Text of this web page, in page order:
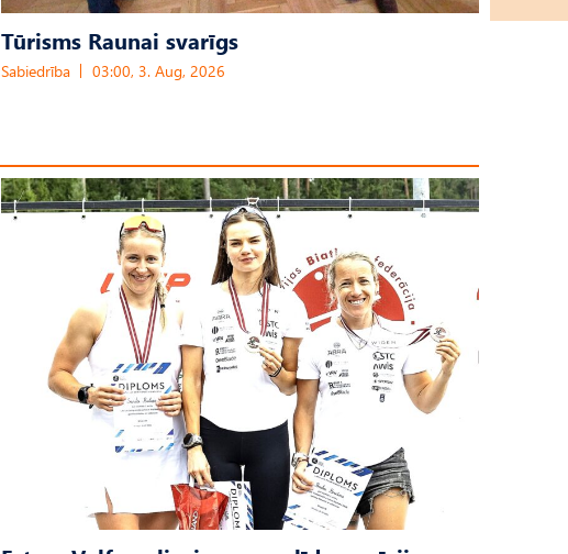
Tūrisms Raunai svarīgs
Sabiedrība 03:00, 3. Aug, 2026